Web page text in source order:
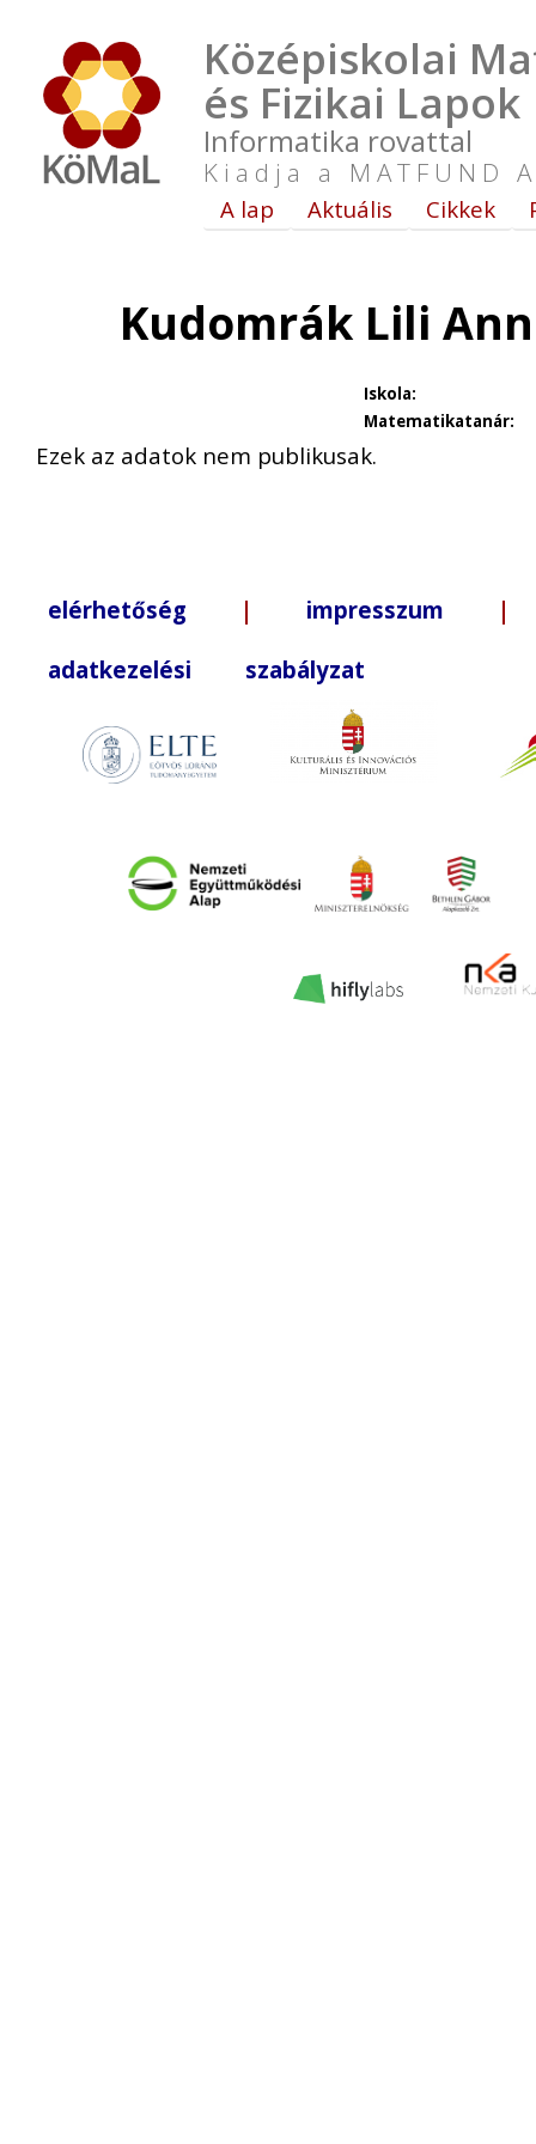
Középiskolai
és Fizikai Lapok
Informatika rovattal
Kiadja a MATFUND
A lap Aktuális Cikkek
Kudomrák Lili
Iskola:
Matematikatanár:
Ezek az adatok nem publikusak.
elérhetőség | impresszum |
adatkezelési szabályzat